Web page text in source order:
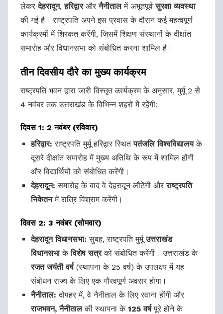
लेकरदेहरादून,हरिद्वारऔरनैनीतालमें अभूतपूर्वसुरक्षा व्यवस्था
की गई है। राष्ट्रपति अपने इस प्रवास के दौरान कई महत्वपूर्ण
कार्यक्रमों में शिरकत करेंगी, जिसमें शिक्षण संस्थानों के दीक्षांत
समारोह और विधानसभा को संबोधित करना शामिल है।
तीन दिवसीय दौरे का मुख्य कार्यक्रम
राष्ट्रपति भवन द्वारा जारी विस्तृत कार्यक्रम के अनुसार, मुर्मू 2 से
4 नवंबर तक उत्तराखंड के विभिन्न शहरों में रहेंगी:
दिवस 1: 2 नवंबर (रविवार)
हरिद्वार: राष्ट्रपति मुर्मू हरिद्वार स्थितपतंजलि विश्वविद्यालयके
दूसरे दीक्षांत समारोह में मुख्य अतिथि के रूप में शामिल होंगी
और विद्यार्थियों को संबोधित करेंगी।
देहरादून: समारोह के बाद वे देहरादून लौटेंगी औरराष्ट्रपति
निकेतनमें रात्रि विश्राम करेंगी।
दिवस 2: 3 नवंबर (सोमवार)
देहरादून विधानसभा: सुबह, राष्ट्रपति मुर्मूउत्तराखंड
विधानसभाकेविशेष सत्रको संबोधित करेंगी। उत्तराखंड के
रजत जयंती वर्ष(स्थापना के 25 वर्ष) के उपलक्ष्य में यह
संबोधन राज्य के लिए एक गौरवपूर्ण अवसर होगा।
नैनीताल: दोपहर में, वे नैनीताल के लिए रवाना होंगी और
राजभवन, नैनीतालकी स्थापना के 125 वर्षपूरे होने के